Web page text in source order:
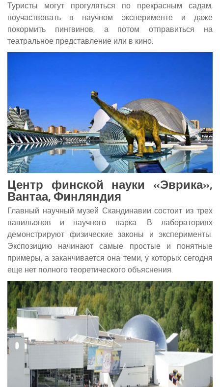
Туристы могут прогуляться по прекрасным садам,
поучаствовать в научном эксперименте и даже
покормить пингвинов, а потом отправиться на
театральное представление или в кино.
Центр финской науки «Эврика»,
Вантаа, Финляндия
Главный научный музей Скандинавии состоит из трех
павильонов и научного парка. В лабораториях
демонстрируют физические законы и эксперименты.
Экспозицию начинают самые простые и понятные
примеры, а заканчивается она теми, у которых сегодня
еще нет полного теоретического объяснения.